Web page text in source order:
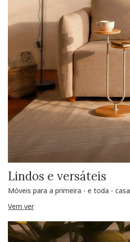
Lindos e versáteis
Móveis para a primeira - e toda - casa
Vem ver